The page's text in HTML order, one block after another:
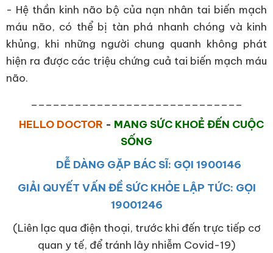
- Hệ thần kinh não bộ của nạn nhân tai biến mạch
máu não, có thể bị tàn phá nhanh chóng và kinh
khủng, khi những người chung quanh không phát
hiện ra được các triệu chứng cuả tai biến mạch máu
não.
HELLO DOCTOR - MANG SỨC KHOẺ ĐẾN CUỘC
SỐNG
DỄ DÀNG GẶP BÁC SĨ: GỌI 1900146
GIẢI QUYẾT VẤN ĐỀ SỨC KHỎE LẬP TỨC: GỌI
19001246
(Liên lạc qua điện thoại, trước khi đến trực tiếp cơ
quan y tế, để tránh lây nhiễm Covid-19)